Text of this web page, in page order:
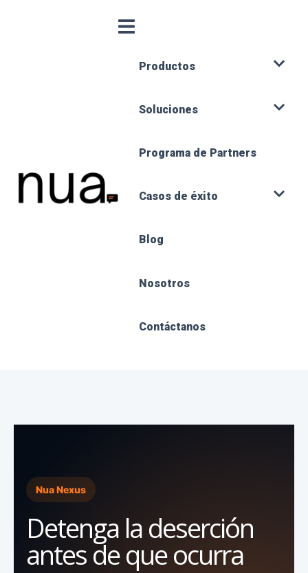
Productos
Soluciones
Programa de Partners
Casos de éxito
Blog
Nosotros
Contáctanos
Nua Nexus
Detenga la deserción
antes de que ocurra